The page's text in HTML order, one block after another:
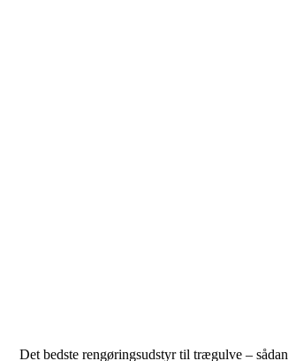
Det bedste rengøringsudstyr til trægulve – sådan